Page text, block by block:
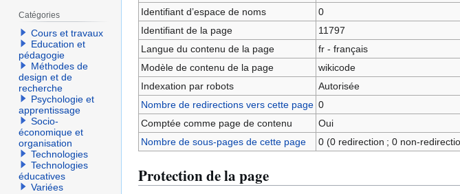
Identifiant dʼespace de noms
0
Identifiant de la page
11797
Langue du contenu de la page
fr - français
Modèle de contenu de la page
wikicode
Indexation par robots
Autorisée
Nombre de redirections vers cette page 0
Comptée comme page de contenu
Oui
Nombre de sous-pages de cette page
0 (0 redirection ; 0 non-
Protection de la page
Catégories
Cours et travaux
Education et
pédagogie
Méthodes de
design et de
recherche
Psychologie et
apprentissage
Socio-
économique et
organisation
Technologies
Technologies
éducatives
Variées